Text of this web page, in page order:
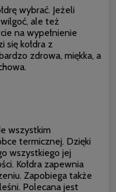
wybrać. Jeżeli
ale też
na wypełnienie
się kołdra z
zdrowa, miękka, a
wszystkim
termicznej. Dzięki
wszystkiego jej
Kołdra zapewnia
Zapobiega także
Polecana jest